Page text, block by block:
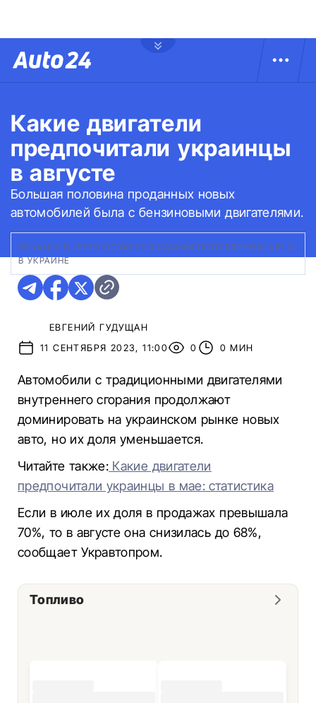
Какие двигатели
предпочитали украинцы
в августе
Большая половина проданных новых
автомобилей была с бензиновыми двигателями.
RENAULT DUSTER ОСТАЕТСЯ САМЫМ ПОПУЛЯРНЫМ АВТО
В УКРАИНЕ
ЕВГЕНИЙ ГУДУЩАН
11 СЕНТЯБРЯ 2023, 11:00
0 0 МИН
Автомобили с традиционными двигателями
внутреннего сгорания продолжают
доминировать на украинском рынке новых
авто, но их доля уменьшается.
Читайте также: Какие двигатели
предпочитали украинцы в мае: статистика
Если в июле их доля в продажах превышала
70%, то в августе она снизилась до 68%,
сообщает Укравтопром.
Топливо